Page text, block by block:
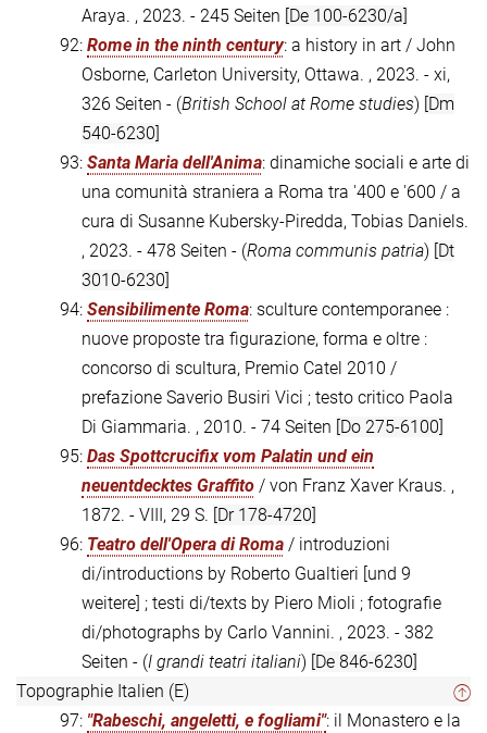
Araya. , 2023. - 245 Seiten [De 100-6230/a]
92: Rome in the ninth century: a history in art / John
Osborne, Carleton University, Ottawa. , 2023. - xi,
326 Seiten - (British School at Rome studies) [Dm
540-6230]
93: Santa Maria dell'Anima: dinamiche sociali e arte di
una comunità straniera a Roma tra '400 e '600 / a
cura di Susanne Kubersky-Piredda, Tobias Daniels.
, 2023. - 478 Seiten - (Roma communis patria) [Dt
3010-6230]
94: Sensibilimente Roma: sculture contemporanee :
nuove proposte tra figurazione, forma e oltre :
concorso di scultura, Premio Catel 2010 /
prefazione Saverio Busiri Vici ; testo critico Paola
Di Giammaria. , 2010. - 74 Seiten [Do 275-6100]
95: Das Spottcrucifix vom Palatin und ein
neuentdecktes Graffito / von Franz Xaver Kraus. ,
1872. - VIII, 29 S. [Dr 178-4720]
96: Teatro dell'Opera di Roma / introduzioni
di/introductions by Roberto Gualtieri [und 9
weitere] ; testi di/texts by Piero Mioli ; fotografie
di/photographs by Carlo Vannini. , 2023. - 382
Seiten - (I grandi teatri italiani) [De 846-6230]
Topographie Italien (E)
97: "Rabeschi, angeletti, e fogliami": il Monastero e la